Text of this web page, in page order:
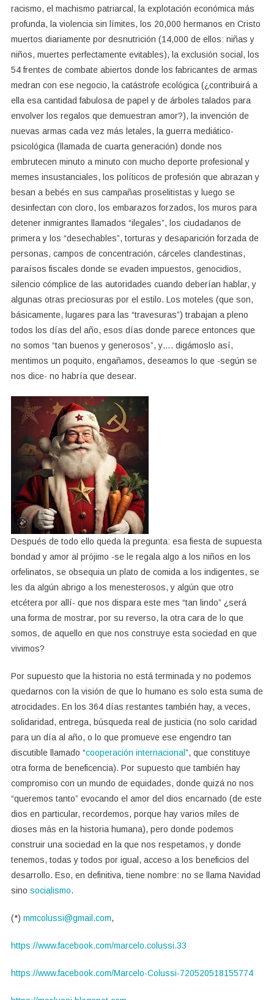
racismo, el machismo patriarcal, la explotación económica más
profunda, la violencia sin límites, los 20,000 hermanos en Cristo
muertos diariamente por desnutrición (14,000 de ellos: niñas y
niños, muertes perfectamente evitables), la exclusión social, los
54 frentes de combate abiertos donde los fabricantes de armas
medran con ese negocio, la catástrofe ecológica (¿contribuirá a
ella esa cantidad fabulosa de papel y de árboles talados para
envolver los regalos que demuestran amor?), la invención de
nuevas armas cada vez más letales, la guerra mediático-
psicológica (llamada de cuarta generación) donde nos
embrutecen minuto a minuto con mucho deporte profesional y
memes insustanciales, los políticos de profesión que abrazan y
besan a bebés en sus campañas proselitistas y luego se
desinfectan con cloro, los embarazos forzados, los muros para
detener inmigrantes llamados “ilegales”, los ciudadanos de
primera y los “desechables”, torturas y desaparición forzada de
personas, campos de concentración, cárceles clandestinas,
paraísos fiscales donde se evaden impuestos, genocidios,
silencio cómplice de las autoridades cuando deberían hablar, y
algunas otras preciosuras por el estilo. Los moteles (que son,
básicamente, lugares para las “travesuras”) trabajan a pleno
todos los días del año, esos días donde parece entonces que
no somos “tan buenos y generosos”, y…. digámoslo así,
mentimos un poquito, engañamos, deseamos lo que -según se
nos dice- no habría que desear.
Después de todo ello queda la pregunta: esa fiesta de supuesta
bondad y amor al prójimo -se le regala algo a los niños en los
orfelinatos, se obsequia un plato de comida a los indigentes, se
les da algún abrigo a los menesterosos, y algún que otro
etcétera por allí- que nos dispara este mes “tan lindo” ¿será
una forma de mostrar, por su reverso, la otra cara de lo que
somos, de aquello en que nos construye esta sociedad en que
vivimos?
Por supuesto que la historia no está terminada y no podemos
quedarnos con la visión de que lo humano es solo esta suma de
atrocidades. En los 364 días restantes también hay, a veces,
solidaridad, entrega, búsqueda real de justicia (no solo caridad
para un día al año, o lo que promueve ese engendro tan
discutible llamado “cooperación internacional”, que constituye
otra forma de beneficencia). Por supuesto que también hay
compromiso con un mundo de equidades, donde quizá no nos
“queremos tanto” evocando el amor del dios encarnado (de este
dios en particular, recordemos, porque hay varios miles de
dioses más en la historia humana), pero donde podemos
construir una sociedad en la que nos respetamos, y donde
tenemos, todas y todos por igual, acceso a los beneficios del
desarrollo. Eso, en definitiva, tiene nombre: no se llama Navidad
sino socialismo.
(*) mmcolussi@gmail.com,
https://www.facebook.com/marcelo.colussi.33
https://www.facebook.com/Marcelo-Colussi-720520518155774